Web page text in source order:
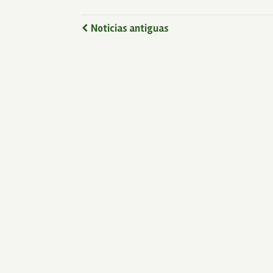
Noticias antiguas